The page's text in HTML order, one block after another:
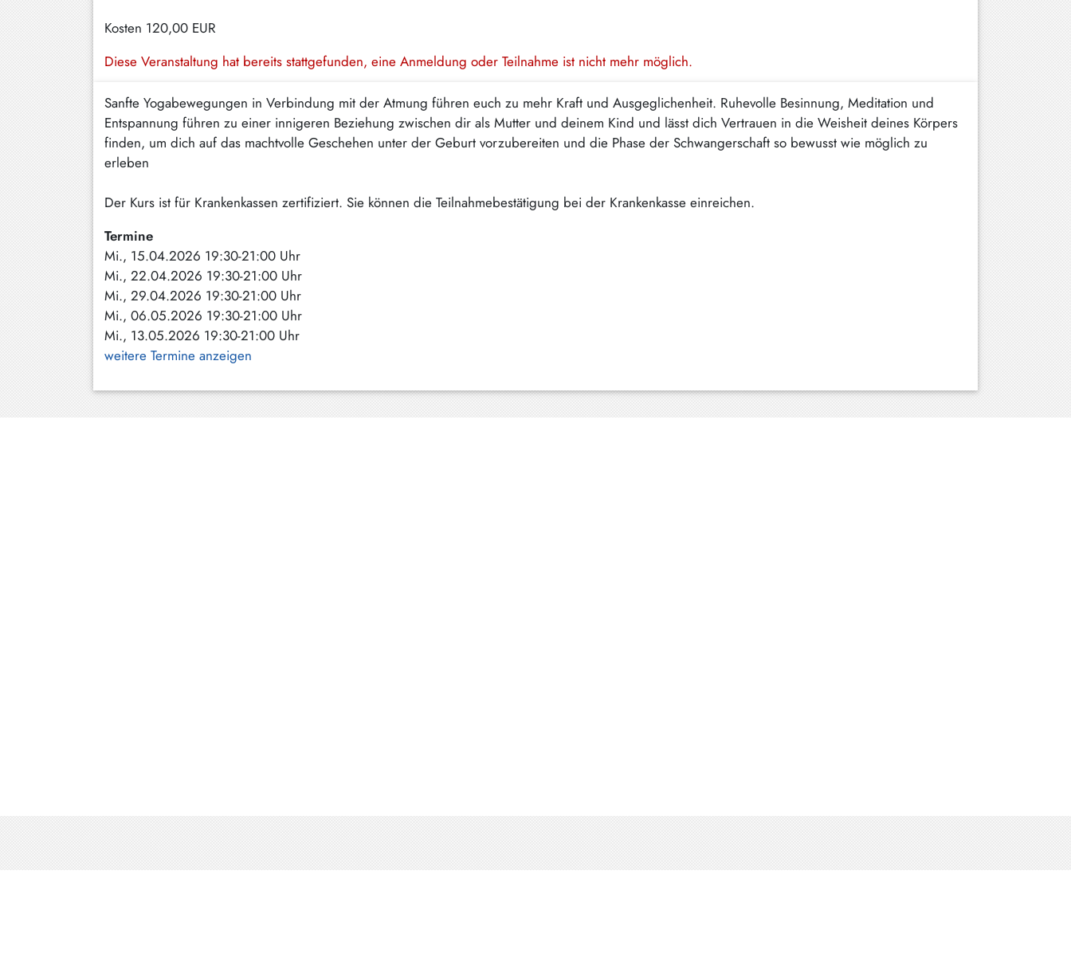
Kosten 120,00 EUR
Diese Veranstaltung hat bereits stattgefunden, eine Anmeldung oder Teilnahme ist nicht mehr möglich.
Sanfte Yogabewegungen in Verbindung mit der Atmung führen euch zu mehr Kraft und Ausgeglichenheit. Ruhevolle Besinnung, Meditation und
Entspannung führen zu einer innigeren Beziehung zwischen dir als Mutter und deinem Kind und lässt dich Vertrauen in die Weisheit deines Körpers
finden, um dich auf das machtvolle Geschehen unter der Geburt vorzubereiten und die Phase der Schwangerschaft so bewusst wie möglich zu
erleben
Der Kurs ist für Krankenkassen zertifiziert. Sie können die Teilnahmebestätigung bei der Krankenkasse einreichen.
Termine
Mi., 15.04.2026 19:30-21:00 Uhr
Mi., 22.04.2026 19:30-21:00 Uhr
Mi., 29.04.2026 19:30-21:00 Uhr
Mi., 06.05.2026 19:30-21:00 Uhr
Mi., 13.05.2026 19:30-21:00 Uhr
weitere Termine anzeigen
Miesbach
Neuhaus
Niklasreuth
Otterfing
Rottach-
Egern
Schaftlach
/
Waakirchen
Schliersee
Tegernsee
Warngau
/
Wall
Weyarn